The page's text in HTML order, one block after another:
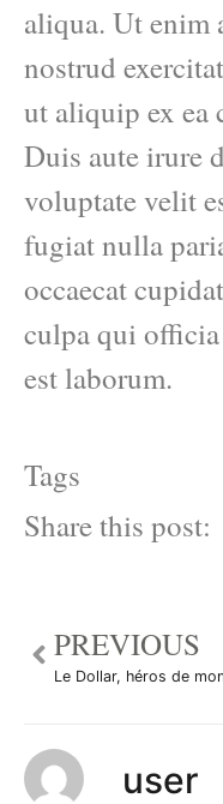
aliqua. Ut enim
nostrud
ut aliquip ex ea
Duis aute irure
voluptate velit
fugiat nulla
occaecat
culpa qui
est laborum.
Tags
Share this post:
PREVIOUS
user